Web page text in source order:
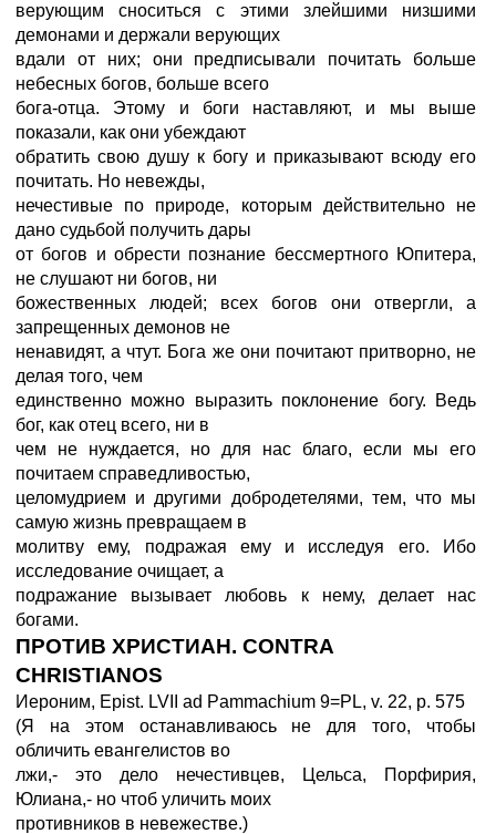
верующим сноситься с этими злейшими низшими
демонами и держали верующих
вдали от них; они предписывали почитать больше
небесных богов, больше всего
бога-отца. Этому и боги наставляют, и мы выше
показали, как они убеждают
обратить свою душу к богу и приказывают всюду его
почитать. Но невежды,
нечестивые по природе, которым действительно не
дано судьбой получить дары
от богов и обрести познание бессмертного Юпитера,
не слушают ни богов, ни
божественных людей; всех богов они отвергли, а
запрещенных демонов не
ненавидят, а чтут. Бога же они почитают притворно, не
делая того, чем
единственно можно выразить поклонение богу. Ведь
бог, как отец всего, ни в
чем не нуждается, но для нас благо, если мы его
почитаем справедливостью,
целомудрием и другими добродетелями, тем, что мы
самую жизнь превращаем в
молитву ему, подражая ему и исследуя его. Ибо
исследование очищает, а
подражание вызывает любовь к нему, делает нас
богами.
ПРОТИВ ХРИСТИАН. CONTRA
CHRISTIANOS
Иероним, Epist. LVII ad Pammachium 9=PL, v. 22, p. 575
(Я на этом останавливаюсь не для того, чтобы
обличить евангелистов во
лжи,- это дело нечестивцев, Цельса, Порфирия,
Юлиана,- но чтоб уличить моих
противников в невежестве.)